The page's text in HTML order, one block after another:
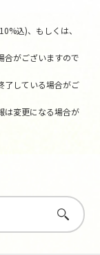
込)、もしくは、
がございますので
了している場合がご
は変更になる場合が
さがす